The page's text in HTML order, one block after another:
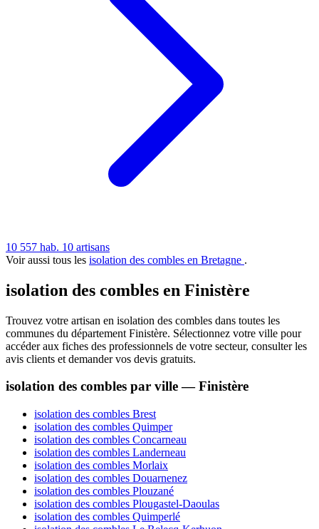
10 557 hab. 10 artisans
Voir aussi tous les isolation des combles en Bretagne .
isolation des combles en Finistère
Trouvez votre artisan en isolation des combles dans toutes les
communes du département Finistère. Sélectionnez votre ville pour
accéder aux fiches des professionnels de votre secteur, consulter les
avis clients et demander vos devis gratuits.
isolation des combles par ville — Finistère
isolation des combles Brest
isolation des combles Quimper
isolation des combles Concarneau
isolation des combles Landerneau
isolation des combles Morlaix
isolation des combles Douarnenez
isolation des combles Plouzané
isolation des combles Plougastel-Daoulas
isolation des combles Quimperlé